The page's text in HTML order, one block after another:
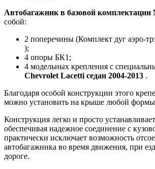
Автобагажник в базовой комплектации
собой:
2 поперечины (Комплект дуг аэро-
);
4 опоры БК1;
4 модельных крепления с
Chevrolet Lacetti седан 2004-2013 .
Благодаря особой конструкции этого
можно установить на крыше любой
Конструкция легко и просто
обеспечивая надежное соединение с
практически исключает возможность
автобагажника во время движения, при
дороге.